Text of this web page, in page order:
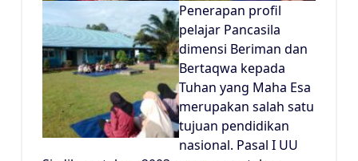
Penerapan profil
pelajar Pancasila
dimensi Beriman dan
Bertaqwa kepada
Tuhan yang Maha Esa
merupakan salah satu
tujuan pendidikan
nasional. Pasal I UU